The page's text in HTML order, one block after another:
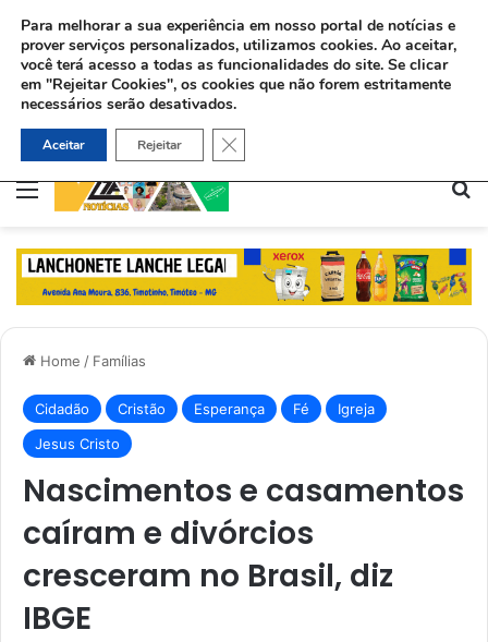
Menu
Home / Famílias
Cidadão Cristão Esperança Fé
Igreja
Jesus Cristo
Nascimentos e casamentos
caíram e divórcios
cresceram no Brasil, diz
IBGE
Para melhorar a sua experiência em nosso portal de notícias e
prover serviços personalizados, utilizamos cookies. Ao aceitar,
você terá acesso a todas as funcionalidades do site. Se clicar
em "Rejeitar Cookies", os cookies que não forem estritamente
necessários serão desativados.
Aceitar Rejeitar Close GDPR Cookie Banner